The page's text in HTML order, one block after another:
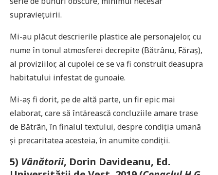
supraviețuirii.
Mi-au plăcut descrierile plastice ale personajelor, cu
nume în tonul atmosferei decrepite (Bătrânu, Făraș),
al proviziilor, al cupolei ce se va fi construit deasupra
habitatului infestat de gunoaie.
Mi-aș fi dorit, pe de altă parte, un fir epic mai
elaborat, care să întărească concluziile amare trase
de Bătrân, în finalul textului, despre condiția umană
și precaritatea acesteia, în anumite condiții.
5) Vânătorii, Dorin Davideanu, Ed.